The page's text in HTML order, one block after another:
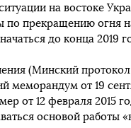
на востоке
по прекращению огня
до конца 2019
(Минский протокол
меморандум от 19
от 12 февраля 2015
основой работы